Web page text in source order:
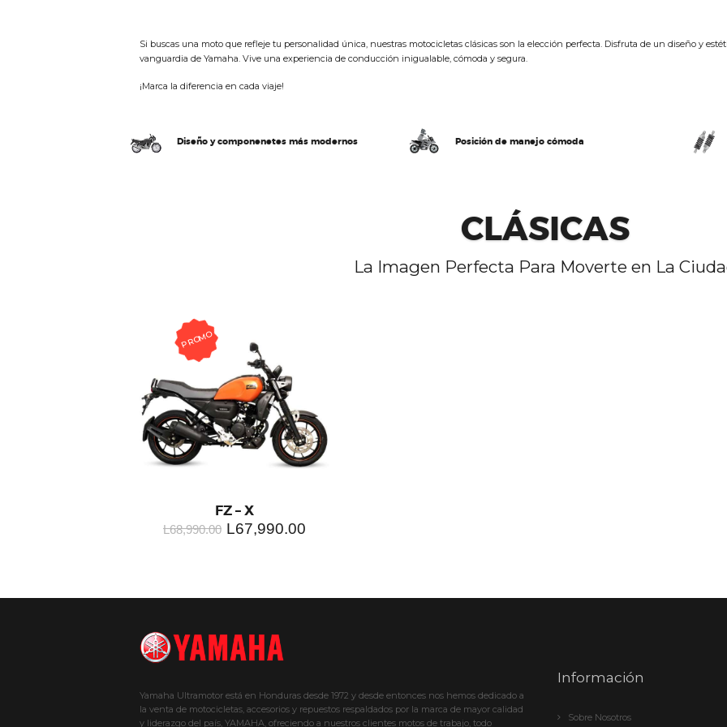
Si buscas una moto que refleje tu personalidad única, nuestras motocicletas clásicas son la elección perfecta. Disfruta de un diseño y
vanguardia de Yamaha. Vive una experiencia de conducción inigualable, cómoda y segura.
¡Marca la diferencia en cada viaje!
Diseño y componenetes más modernos Posición de manejo cómoda
CLÁSICAS
La Imagen Perfecta Para Moverte en La
PROMO
FZ – X
L68,990.00 L67,990.00
Yamaha Ultramotor está en Honduras desde 1972 y desde entonces nos hemos dedicado a
la venta de motocicletas, accesorios y repuestos respaldados por la marca de mayor calidad
y liderazgo del país, YAMAHA, ofreciendo a nuestros clientes motos de trabajo, todo
Información
Sobre Nosotros